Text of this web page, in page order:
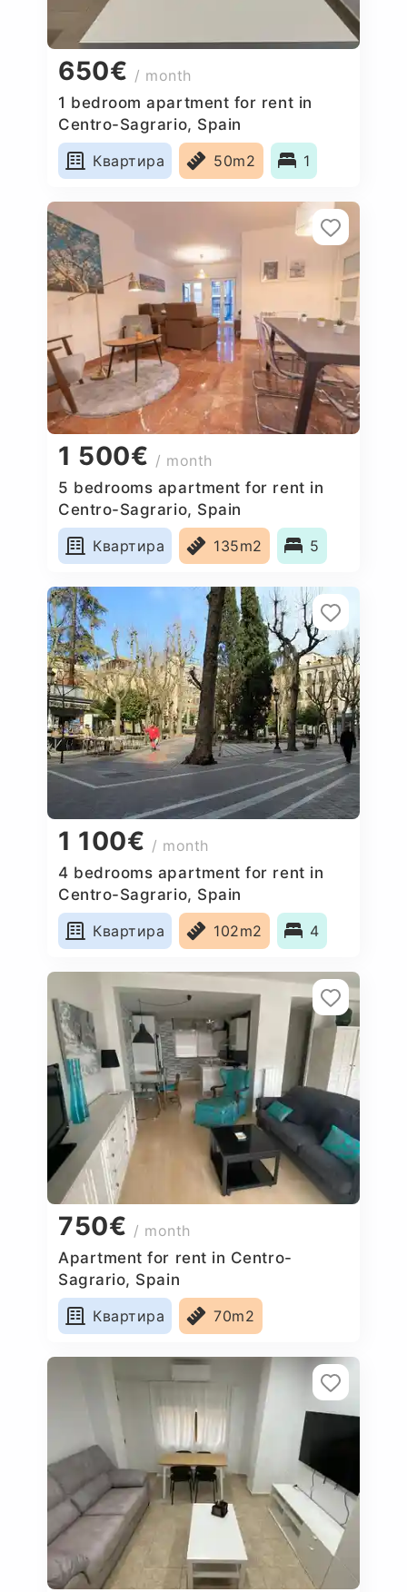
650€ / month
1 bedroom apartment for rent in
Centro-Sagrario, Spain
Квартира
50m2 1
1 500€ / month
5 bedrooms apartment for rent in
Centro-Sagrario, Spain
Квартира
135m2 5
1 100€ / month
4 bedrooms apartment for rent in
Centro-Sagrario, Spain
Квартира
102m2 4
750€ / month
Apartment for rent in Centro-
Sagrario, Spain
Квартира
70m2